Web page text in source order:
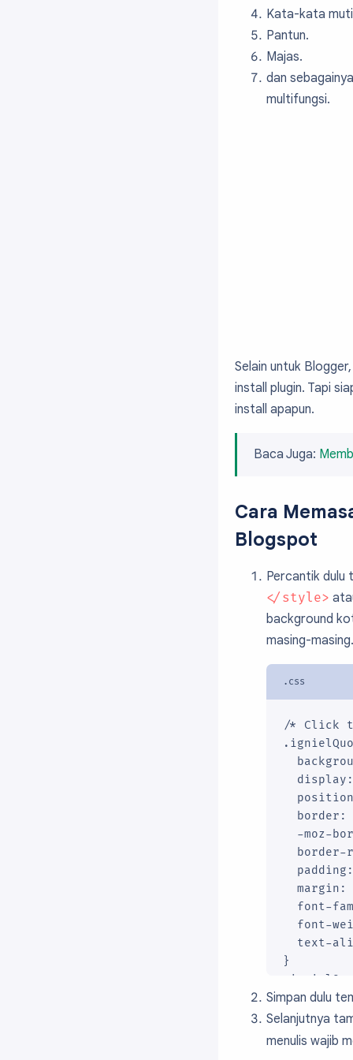
Kata-kata
Pantun.
Majas.
dan
multifungsi.
Selain untuk
install plugin. Tapi
install apapun.
Baca Juga:
Cara
Blogspot
Percantik dulu
</style>
background
masing-masing.
/* Click
border:
-moz-
border-
margin:
font-
font-
text-
}
text-
text-
color:
Simpan dulu
Selanjutnya
menulis wajib